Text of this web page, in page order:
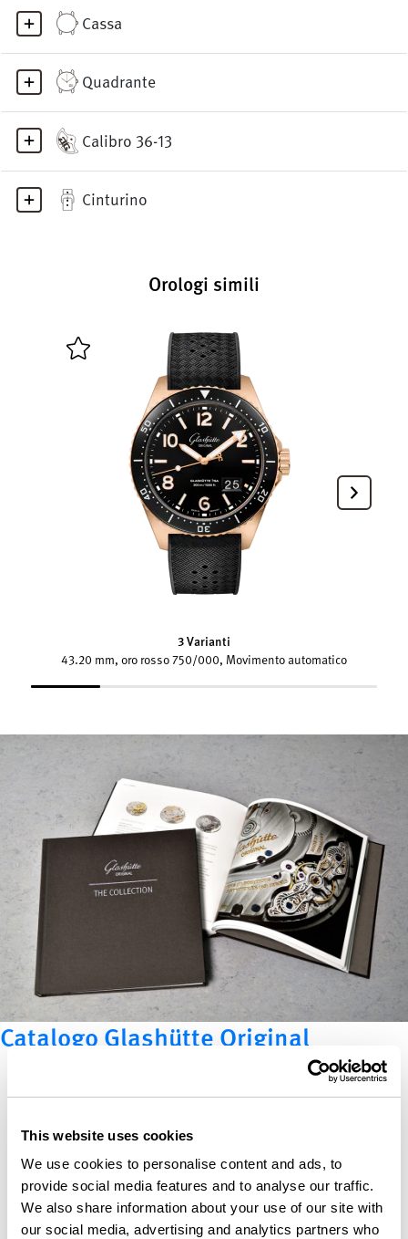
This website uses cookies
We use cookies to personalise content and ads, to
provide social media features and to analyse our traffic.
We also share information about your use of our site with
our social media, advertising and analytics partners who
Cassa
Quadrante
Calibro 36-13
Cinturino
Orologi simili
3 Varianti
43.20 mm, oro rosso 750/000, Movimento automatico
Catalogo Glashütte Original